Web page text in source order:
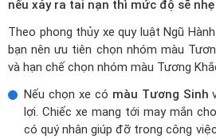
nếu xảy ra tai nạn thì mức độ sẽ
Theo phong thủy xe quy luật Ngũ
bạn nên ưu tiên chọn nhóm màu
và hạn chế chọn nhóm màu Tương
Nếu chọn xe có màu Tương Sinh
lợi. Chiếc xe mang tới may mắn
có quý nhân giúp đỡ trong công